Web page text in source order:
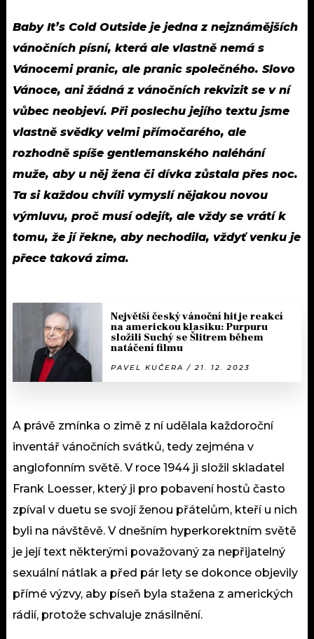
Baby It’s Cold Outside je jedna z nejznámějších
vánočních písní, která ale vlastně nemá s
Vánocemi pranic, ale pranic společného. Slovo
Vánoce, ani žádná z vánočních rekvizit se v ní
vůbec neobjeví. Při poslechu jejího textu jsme
vlastně svědky velmi přímočarého, ale
rozhodně spíše gentlemanského naléhání
muže, aby u něj žena či dívka zůstala přes noc.
Ta si každou chvíli vymyslí nějakou novou
výmluvu, proč musí odejít, ale vždy se vrátí k
tomu, že jí řekne, aby nechodila, vždyť venku je
přece taková zima.
Největší český vánoční hit je reakcí
na americkou klasiku: Purpuru
složili Suchý se Šlitrem během
natáčení filmu
PAVEL KUČERA / 21. 12. 2023
A právě zmínka o zimě z ní udělala každoroční
inventář vánočních svátků, tedy zejména v
anglofonním světě. V roce 1944 ji složil skladatel
Frank Loesser, který ji pro pobavení hostů často
zpíval v duetu se svojí ženou přátelům, kteří u nich
byli na návštěvě. V dnešním hyperkorektním světě
je její text některými považovaný za nepřijatelný
sexuální nátlak a před pár lety se dokonce objevily
přímé výzvy, aby píseň byla stažena z amerických
rádií, protože schvaluje znásilnění.